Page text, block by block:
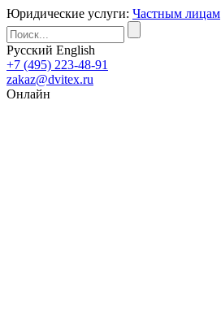
Юридические услуги: Частным лицам
Русский English
+7 (495) 223-48-91
zakaz@dvitex.ru
Онлайн